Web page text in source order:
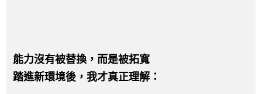
能力沒有被替換，而是被拓寬
踏進新環境後，我才真正理解：